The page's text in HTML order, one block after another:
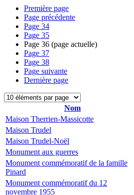
Première page
Page précédente
Page 34
Page 35
Page 36 (page actuelle)
Page 37
Page 38
Page suivante
Dernière page
Nom
Maison Therrien-Massicotte
Maison Trudel
Maison Trudel-Noël
Monument aux guerres
Monument commémoratif de la famille
Pinard
Monument commémoratif du 12
novembre 1955